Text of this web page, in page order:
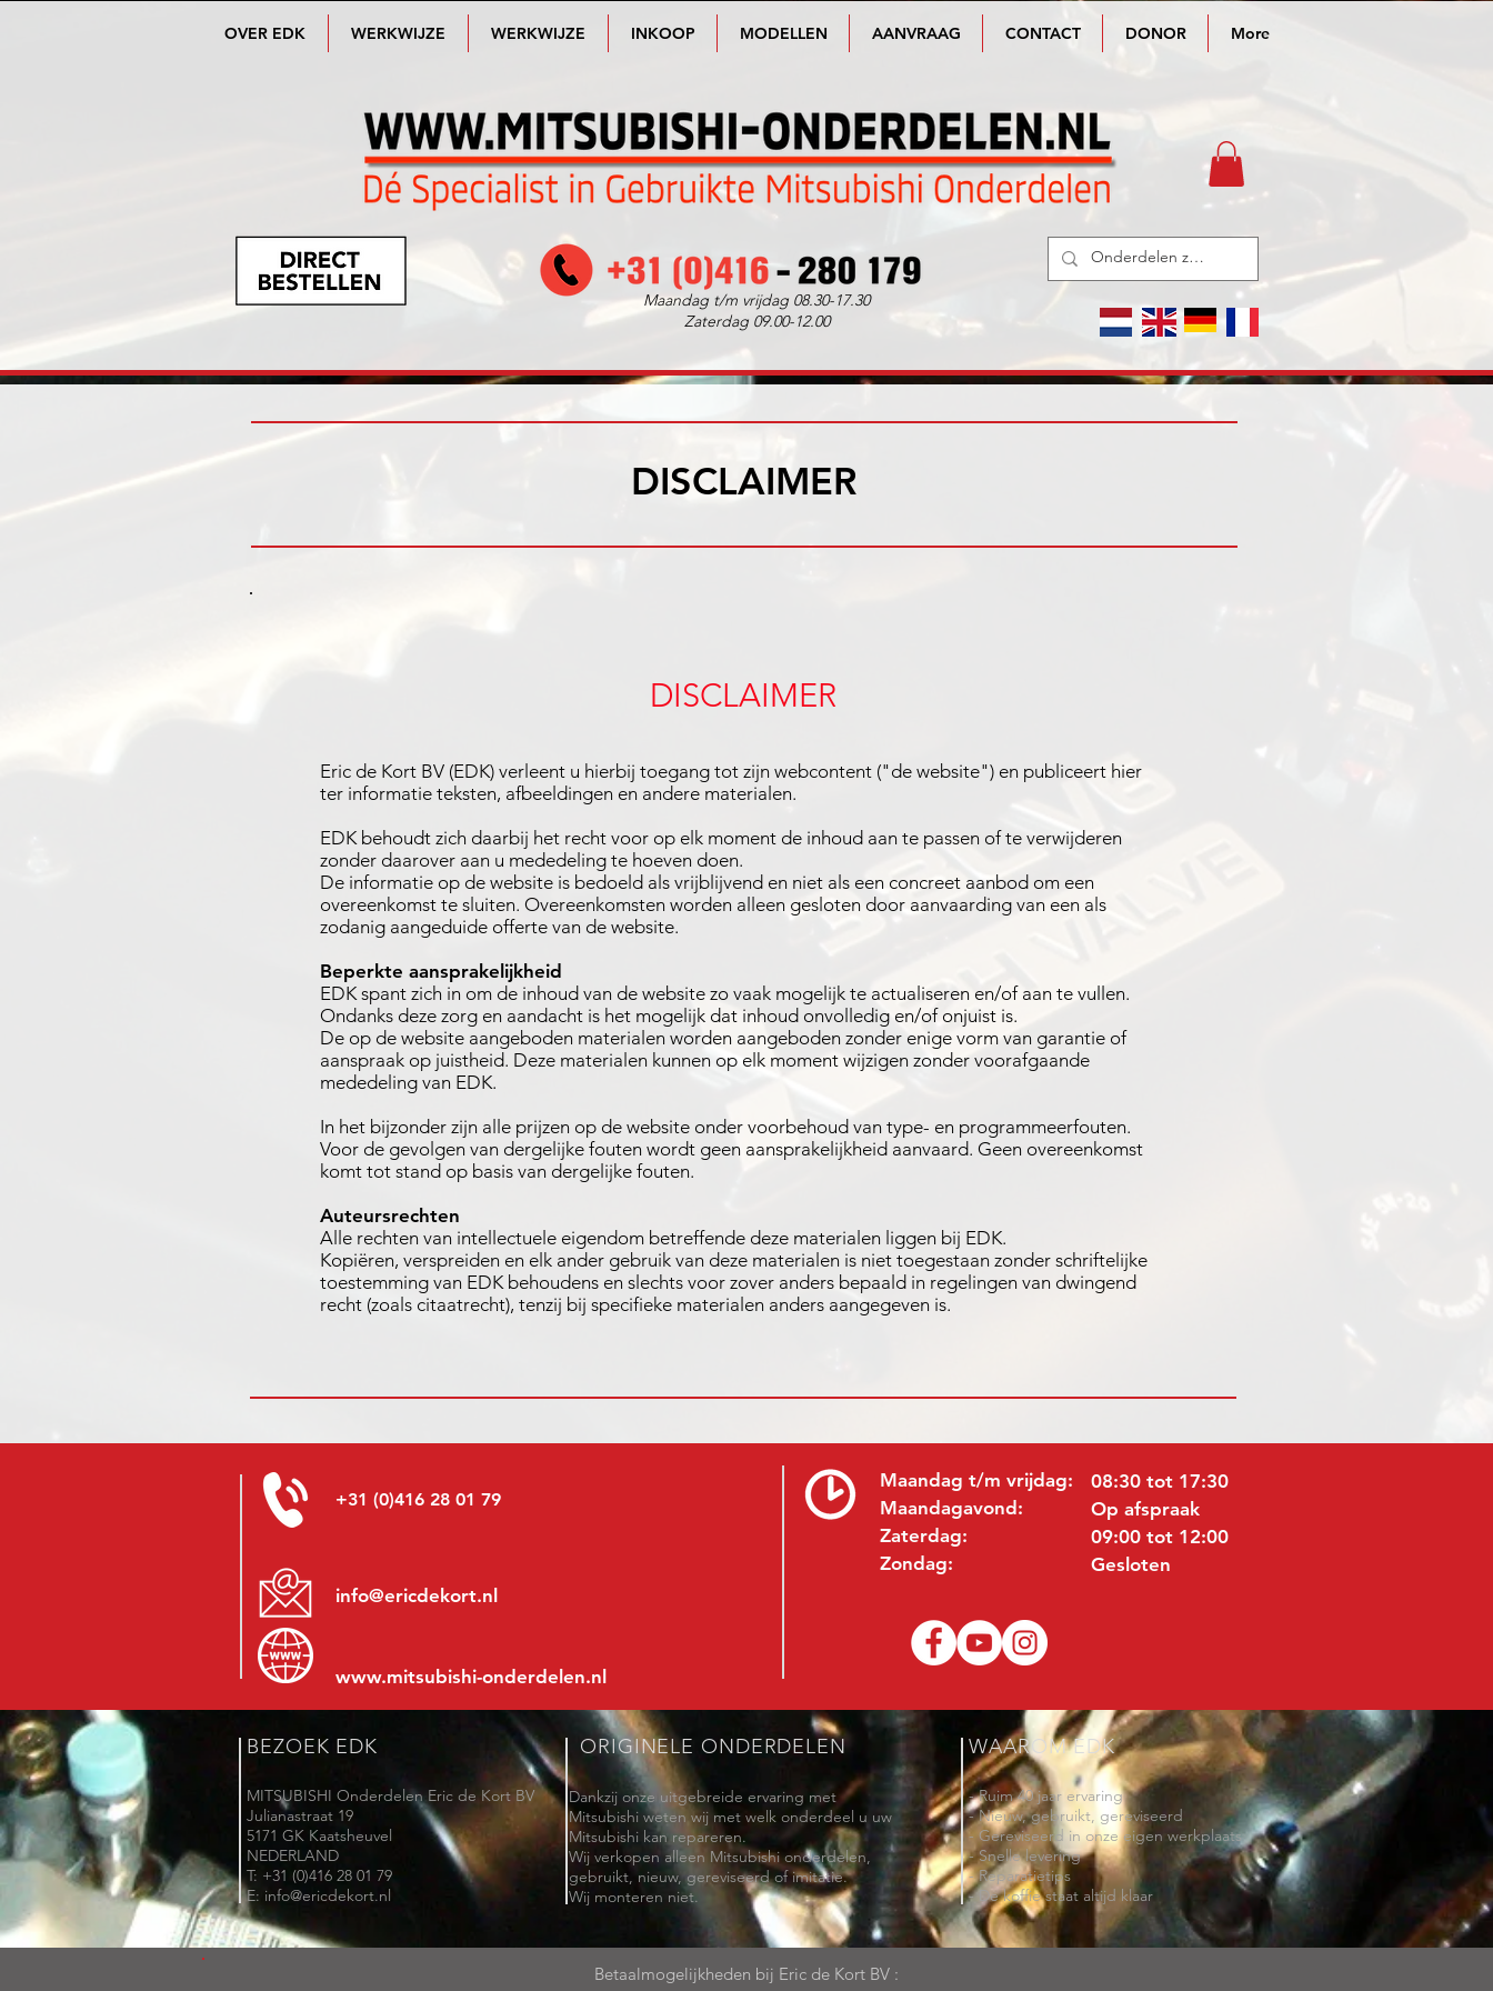
OVER EDK WERKWIJZE WERKWIJZE INKOOP MODELLEN AANVRAAG CONTACT DONOR More
Maandag t/m vrijdag 08.30-17.30
Zaterdag 09.00-12.00
DISCLAIMER
DISCLAIMER
Eric de Kort BV (EDK) verleent u hierbij toegang tot zijn webcontent ("de website") en publiceert hier
ter informatie teksten, afbeeldingen en andere materialen.
EDK behoudt zich daarbij het recht voor op elk moment de inhoud aan te passen of te verwijderen
zonder daarover aan u mededeling te hoeven doen.
De informatie op de website is bedoeld als vrijblijvend en niet als een concreet aanbod om een
overeenkomst te sluiten. Overeenkomsten worden alleen gesloten door aanvaarding van een als
zodanig aangeduide offerte van de website.
Beperkte aansprakelijkheid
EDK spant zich in om de inhoud van de website zo vaak mogelijk te actualiseren en/of aan te vullen.
Ondanks deze zorg en aandacht is het mogelijk dat inhoud onvolledig en/of onjuist is.
De op de website aangeboden materialen worden aangeboden zonder enige vorm van garantie of
aanspraak op juistheid. Deze materialen kunnen op elk moment wijzigen zonder voorafgaande
mededeling van EDK.
In het bijzonder zijn alle prijzen op de website onder voorbehoud van type- en programmeerfouten.
Voor de gevolgen van dergelijke fouten wordt geen aansprakelijkheid aanvaard. Geen overeenkomst
komt tot stand op basis van dergelijke fouten.
Auteursrechten
Alle rechten van intellectuele eigendom betreffende deze materialen liggen bij EDK.
Kopiëren, verspreiden en elk ander gebruik van deze materialen is niet toegestaan zonder schriftelijke
toestemming van EDK behoudens en slechts voor zover anders bepaald in regelingen van dwingend
recht (zoals citaatrecht), tenzij bij specifieke materialen anders aangegeven is.
+31 (0)416 28 01 79
info@ericdekort.nl
www.mitsubishi-onderdelen.nl
Maandag t/m vrijdag:
Maandagavond:
Zaterdag:
Zondag:
08:30 tot 17:30
Op afspraak
09:00 tot 12:00
Gesloten
BEZOEK EDK
MITSUBISHI Onderdelen Eric de Kort BV
Julianastraat 19
5171 GK Kaatsheuvel
NEDERLAND
T: +31 (0)416 28 01 79
E: info@ericdekort.nl
ORIGINELE ONDERDELEN
Dankzij onze uitgebreide ervaring met
Mitsubishi weten wij met welk onderdeel u uw
Mitsubishi kan repareren.
Wij verkopen alleen Mitsubishi onderdelen,
gebruikt, nieuw, gereviseerd of imitatie.
Wij monteren niet.
WAAROM EDK
- Ruim 40 jaar ervaring
- Nieuw, gebruikt, gereviseerd
- Gereviseerd in onze eigen werkplaats
- Snelle levering
- Reparatietips
- De koffie staat altijd klaar
Betaalmogelijkheden bij Eric de Kort BV :